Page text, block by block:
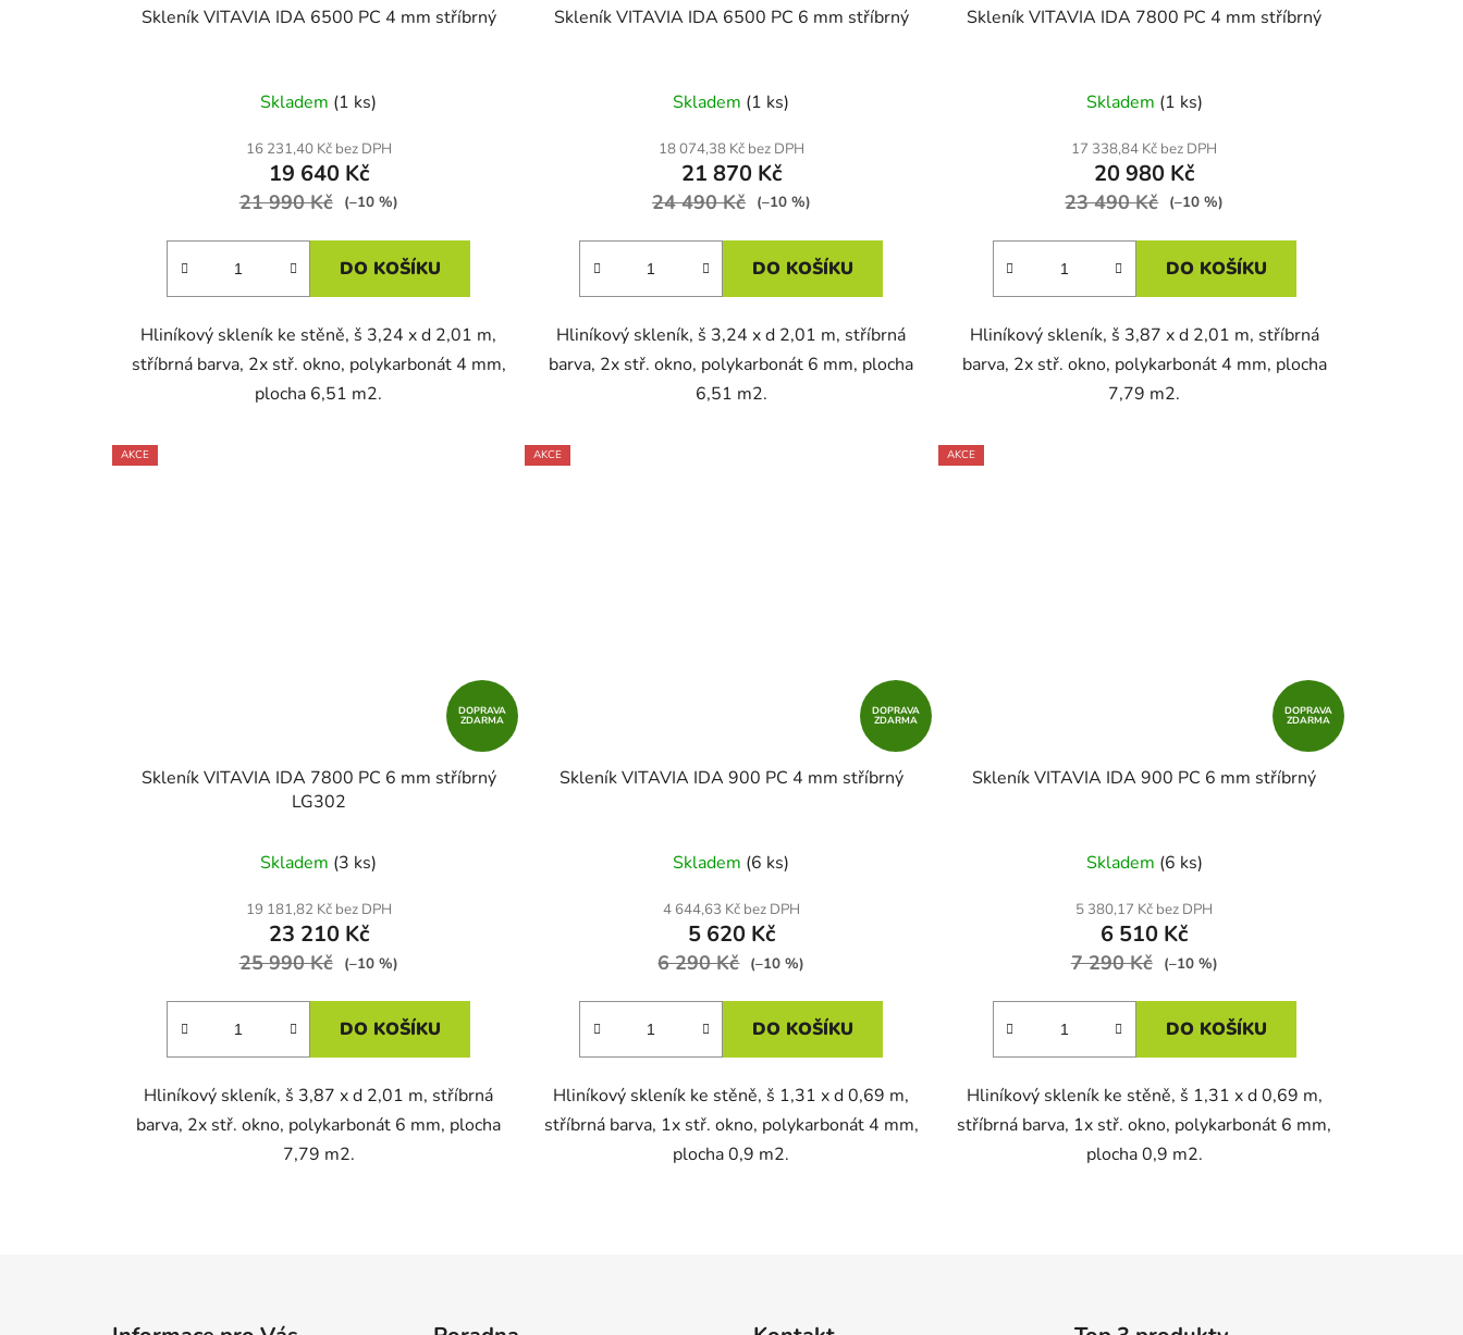
Skleník VITAVIA IDA 6500 PC 4 mm stříbrný
Skladem (1 ks)
16 231,40 Kč bez DPH
19 640 Kč
21 990 Kč (–10 %)
DO KOŠÍKU
Hliníkový skleník ke stěně, š 3,24 x d 2,01 m,
stříbrná barva, 2x stř. okno, polykarbonát 4 mm,
plocha 6,51 m2.
Skleník VITAVIA IDA 6500 PC 6 mm stříbrný
Skladem (1 ks)
18 074,38 Kč bez DPH
21 870 Kč
24 490 Kč (–10 %)
DO KOŠÍKU
Hliníkový skleník, š 3,24 x d 2,01 m, stříbrná
barva, 2x stř. okno, polykarbonát 6 mm, plocha
6,51 m2.
Skleník VITAVIA IDA 7800 PC 4 mm stříbrný
Skladem (1 ks)
17 338,84 Kč bez DPH
20 980 Kč
23 490 Kč (–10 %)
DO KOŠÍKU
Hliníkový skleník, š 3,87 x d 2,01 m, stříbrná
barva, 2x stř. okno, polykarbonát 4 mm, plocha
7,79 m2.
AKCE
DOPRAVA
ZDARMA
Skleník VITAVIA IDA 7800 PC 6 mm stříbrný
LG302
Skladem (3 ks)
19 181,82 Kč bez DPH
23 210 Kč
25 990 Kč (–10 %)
DO KOŠÍKU
Hliníkový skleník, š 3,87 x d 2,01 m, stříbrná
barva, 2x stř. okno, polykarbonát 6 mm, plocha
7,79 m2.
AKCE
DOPRAVA
ZDARMA
Skleník VITAVIA IDA 900 PC 4 mm stříbrný
Skladem (6 ks)
4 644,63 Kč bez DPH
5 620 Kč
6 290 Kč (–10 %)
DO KOŠÍKU
Hliníkový skleník ke stěně, š 1,31 x d 0,69 m,
stříbrná barva, 1x stř. okno, polykarbonát 4 mm,
plocha 0,9 m2.
AKCE
DOPRAVA
ZDARMA
Skleník VITAVIA IDA 900 PC 6 mm stříbrný
Skladem (6 ks)
5 380,17 Kč bez DPH
6 510 Kč
7 290 Kč (–10 %)
DO KOŠÍKU
Hliníkový skleník ke stěně, š 1,31 x d 0,69 m,
stříbrná barva, 1x stř. okno, polykarbonát 6 mm,
plocha 0,9 m2.